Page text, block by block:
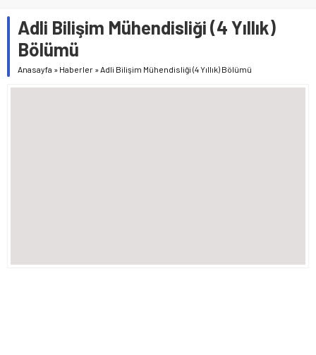
Adli Bilişim Mühendisliği (4 Yıllık)
Bölümü
Anasayfa » Haberler »Adli Bilişim Mühendisliği (4 Yıllık) Bölümü